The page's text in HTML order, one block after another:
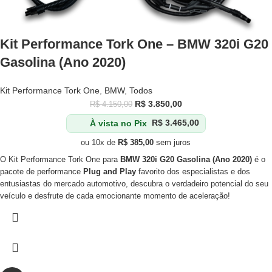
Kit Performance Tork One – BMW 320i G20
Gasolina (Ano 2020)
Kit Performance Tork One, BMW, Todos
R$4.150,00 R$ 3.850,00
À vista no Pix R$ 3.465,00
ou 10x de R$ 385,00 sem juros
O Kit Performance Tork One para BMW 320i G20 Gasolina (Ano 2020) é o
pacote de performance Plug and Play favorito dos especialistas e dos
entusiastas do mercado automotivo, descubra o verdadeiro potencial do seu
veículo e desfrute de cada emocionante momento de aceleração!